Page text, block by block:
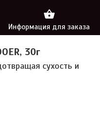
Информация для заказа
30г
сухость и